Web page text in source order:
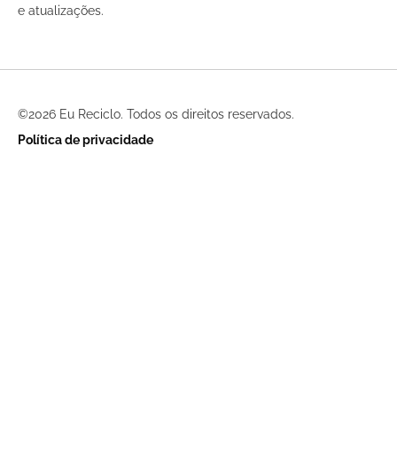
e atualizações.
©2026 Eu Reciclo. Todos os direitos reservados.
Política de privacidade